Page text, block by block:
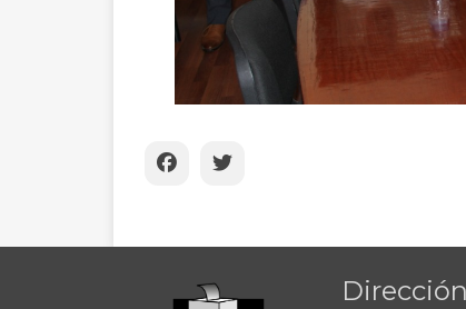
Dirección